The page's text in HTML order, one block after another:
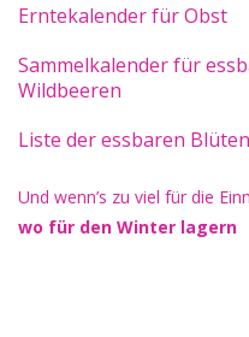
Erntekalender für Obst
Sammelkalender für
Wildbeeren
Liste der essbaren Blüten
Und wenn’s zu viel für die
wo für den Winter lagern